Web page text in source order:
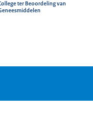
ter Beoordeling van